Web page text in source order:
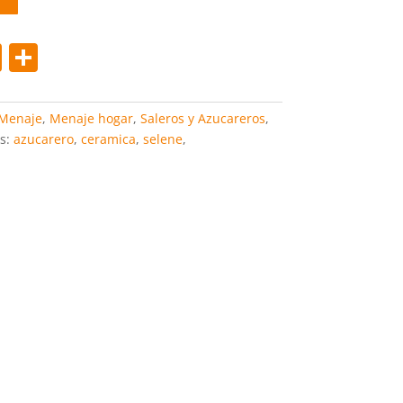
Pi
er
e
C
m
p
, Menaje hogar, Saleros y Azucareros,
azucarero, ceramica, selene,